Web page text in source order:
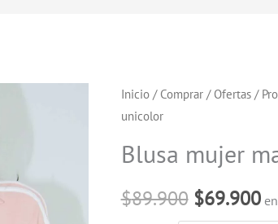
Inicio/ Comprar/ Ofertas/
unicolor
Blusa mujer
$89.900
El
original
era:
$69.900
El
Blusa
mujer
3/4
unicolor
cantidad